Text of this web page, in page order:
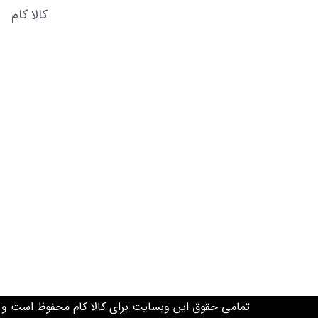
کالا کام
تمامی حقوق این وبسایت برای کالا کام محفوظ